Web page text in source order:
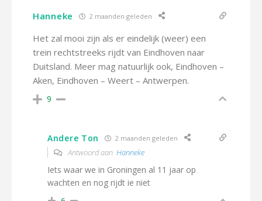
Hanneke 2 maanden geleden
Het zal mooi zijn als er eindelijk (weer) een
trein rechtstreeks rijdt van Eindhoven naar
Duitsland. Meer mag natuurlijk ook, Eindhoven –
Aken, Eindhoven – Weert – Antwerpen.
9
Andere Ton 2 maanden geleden
Antwoord aan Hanneke
Iets waar we in Groningen al 11 jaar op
wachten en nog rijdt ie niet